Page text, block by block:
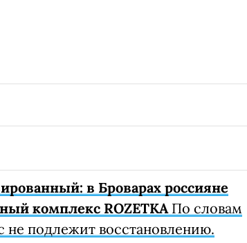
в Броварах россияне
комплекс ROZETKAПо словам
подлежит восстановлению.